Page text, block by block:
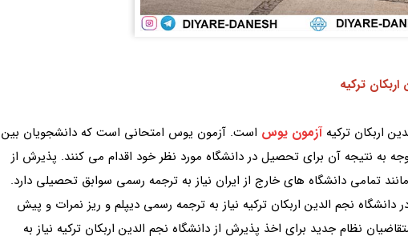
ترکیه
اربکان ترکیه آزمون یوس است. آزمون یوس امتحانی است که دانشجویان بین
به نتیجه آن برای تحصیل در دانشگاه مورد نظر خود اقدام می کنند. پذیرش از
تمامی دانشگاه های خارج از ایران نیاز به ترجمه رسمی سوابق تحصیلی دارد.
نجم الدین اربکان ترکیه نیاز به ترجمه رسمی دیپلم و ریز نمرات و پیش
نظام جدید برای اخذ پذیرش از دانشگاه نجم الدین اربکان ترکیه نیاز به